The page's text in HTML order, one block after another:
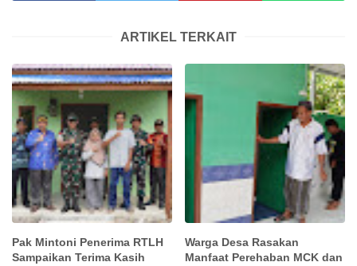
ARTIKEL TERKAIT
Pak Mintoni Penerima RTLH
Sampaikan Terima Kasih
Warga Desa Rasakan
Manfaat Perehaban MCK dan